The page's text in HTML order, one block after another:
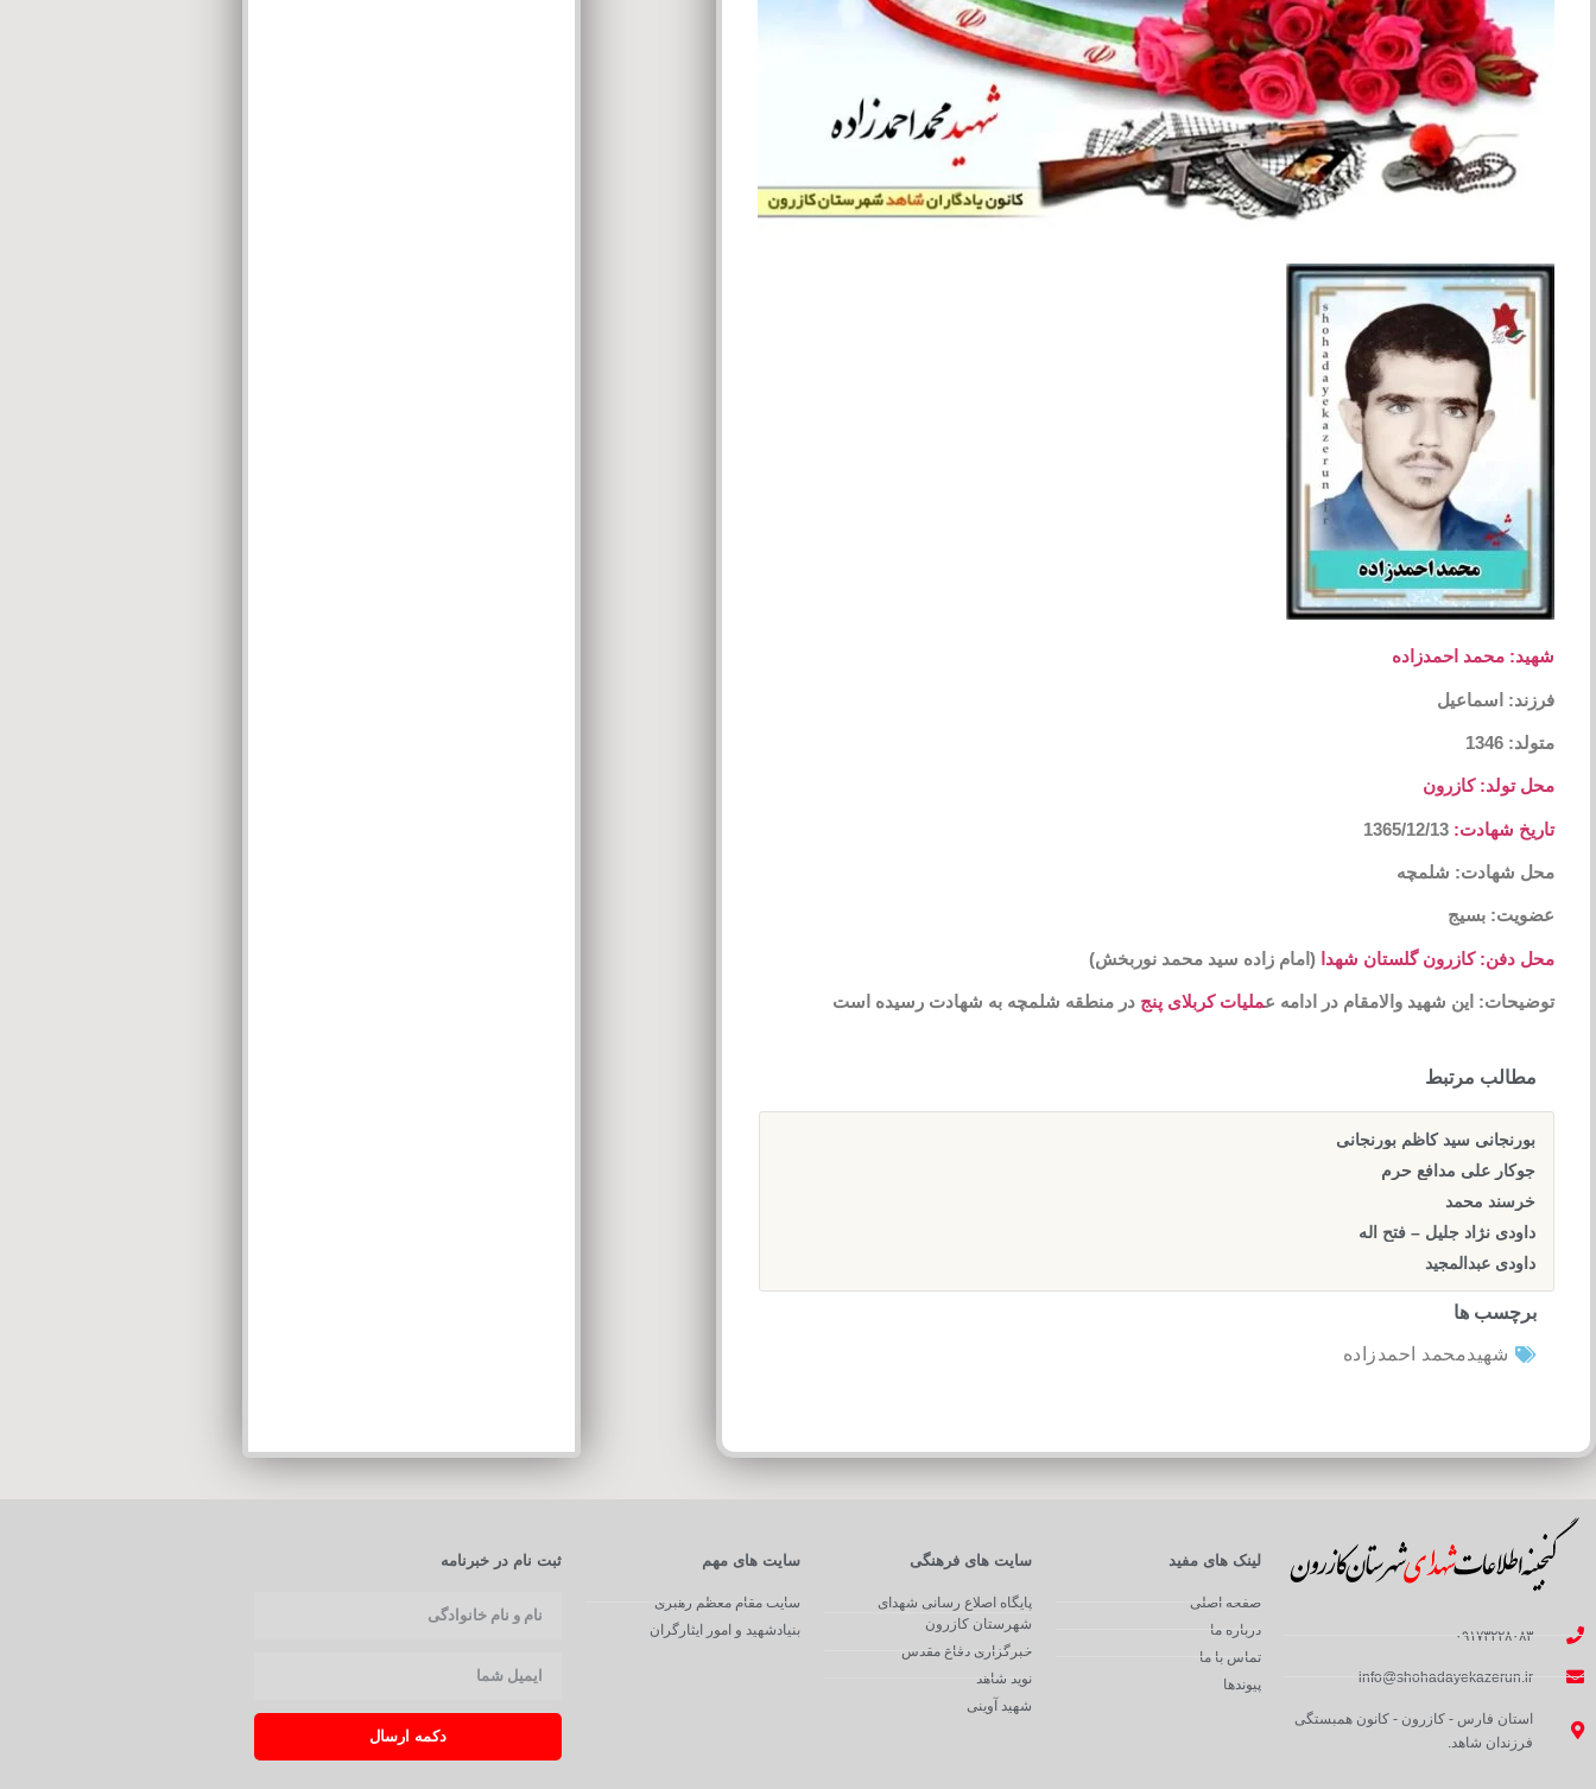
شهید: محمد احمدزاده
فرزند: اسماعیل
متولد: 1346
محل تولد: کازرون
تاریخ شهادت:
محل شهادت: شلمچه
عضویت: بسیج
محل دفن: کازرون گلستان شهدا (امام زاده سید محمد نوربخش)
توضیحات: این شهید والامقام در ادامه عملیات کربلای پنج در منطقه شلمچه به شهادت رسیده است
مطالب مرتبط
بورنجانی سید کاظم بورنجانی
جوکار علی مدافع حرم
خرسند محمد
داودی نژاد جلیل – فتح اله
داودی عبدالمجید
برچسب ها
شهیدمحمد احمدزاده
۰۹۱۷۳۲۲۸۰۸۳
info@shohadayekazerun.ir
استان فارس - کازرون - کانون همبستگی
فرزندان شاهد.
لینک های مفید
صفحه اصلی
درباره ما
تماس با ما
پیوندها
سایت های فرهنگی
پایگاه اصلاع رسانی شهدای
شهرستان کازرون
خبرگزاری دفاع مقدس
نوید شاهد
شهید آوینی
سایت های مهم
سایت مقام معظم رهبری
بنیادشهید و امور ایثارگران
ثبت نام در خبرنامه
دکمه ارسال